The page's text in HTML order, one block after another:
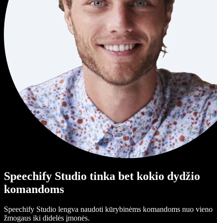
Speechify Studio tinka bet kokio dydžio
komandoms
Speechify Studio lengva naudoti kūrybinėms komandoms nuo vieno
žmogaus iki didelės įmonės.